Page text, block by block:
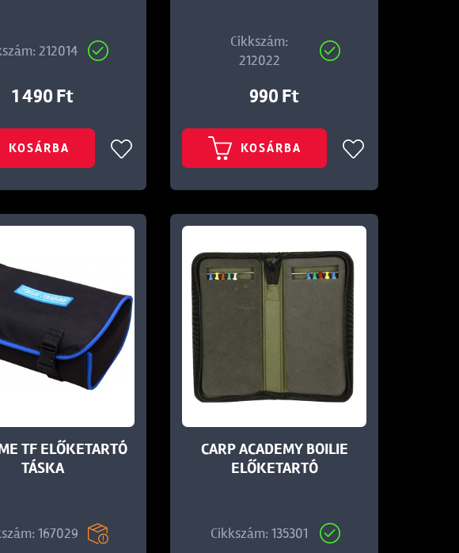
212014
1 490 Ft
KOSÁRBA
Cikkszám:
212022
990 Ft
KOSÁRBA
TF ELŐKETARTÓ
TÁSKA
167029
CARP ACADEMY BOILIE
ELŐKETARTÓ
Cikkszám: 135301